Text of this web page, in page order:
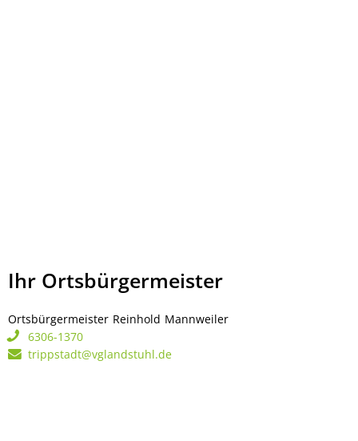
Ihr Ortsbürgermeister
Ortsbürgermeister Reinhold Mannweiler
6306-1370
trippstadt@vglandstuhl.de